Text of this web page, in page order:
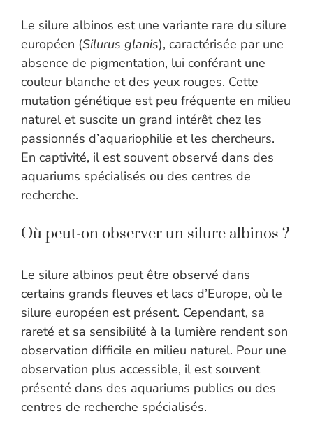
Le silure albinos est une variante rare du silure
européen (Silurus glanis), caractérisée par une
absence de pigmentation, lui conférant une
couleur blanche et des yeux rouges. Cette
mutation génétique est peu fréquente en milieu
naturel et suscite un grand intérêt chez les
passionnés d’aquariophilie et les chercheurs.
En captivité, il est souvent observé dans des
aquariums spécialisés ou des centres de
recherche.
Où peut-on observer un silure albinos ?
Le silure albinos peut être observé dans
certains grands fleuves et lacs d’Europe, où le
silure européen est présent. Cependant, sa
rareté et sa sensibilité à la lumière rendent son
observation difficile en milieu naturel. Pour une
observation plus accessible, il est souvent
présenté dans des aquariums publics ou des
centres de recherche spécialisés.